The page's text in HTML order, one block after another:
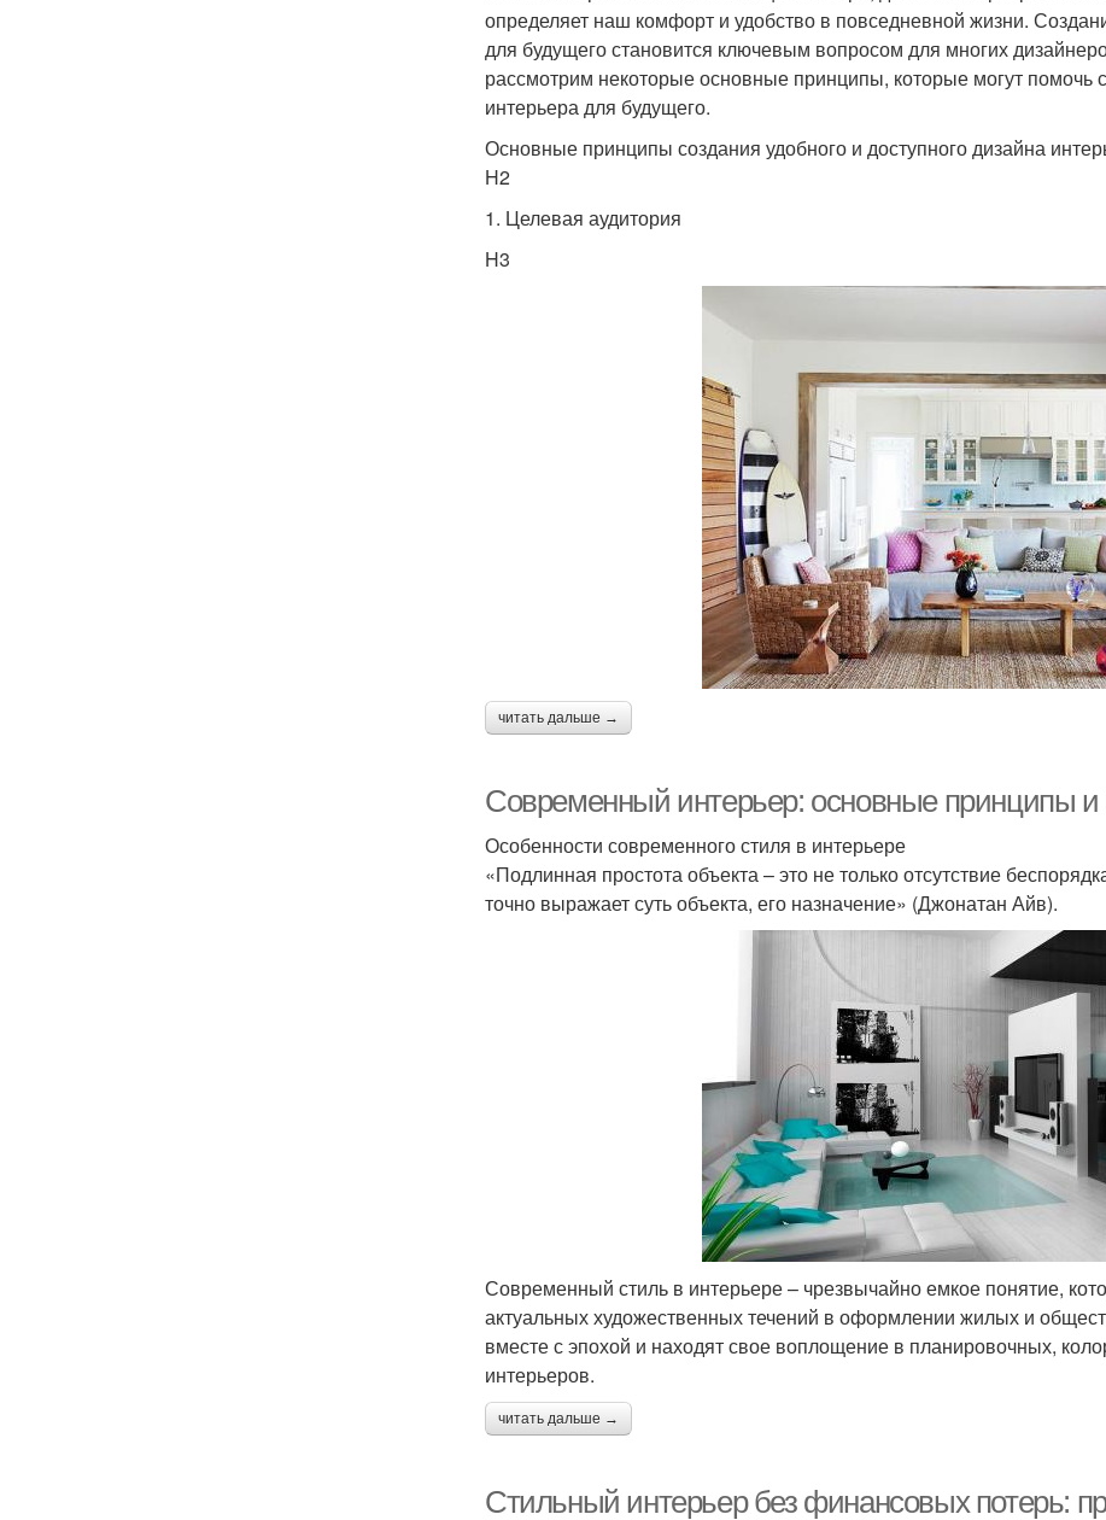
определяет наш комфорт и удобство в повседневной жизни.
для будущего становится ключевым вопросом для многих
рассмотрим некоторые основные принципы, которые могут помочь
интерьера для будущего.
Основные принципы создания удобного и доступного дизайна
H2
1. Целевая аудитория
H3
читать дальше →
Современный интерьер: основные принципы и
Особенности современного стиля в интерьере
«Подлинная простота объекта – это не только отсутствие
точно выражает суть объекта, его назначение» (Джонатан Айв).
Современный стиль в интерьере – чрезвычайно емкое понятие,
актуальных художественных течений в оформлении жилых и
вместе с эпохой и находят свое воплощение в планировочных,
интерьеров.
читать дальше →
Стильный интерьер без финансовых потерь: